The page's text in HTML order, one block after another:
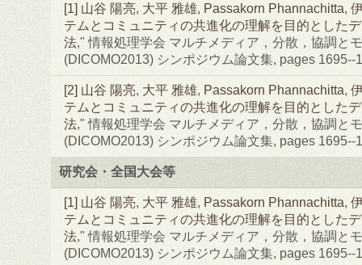
[1] 山谷 陽亮, 大平 雅雄, Passakorn Phannachitta,
テムとコミュニティの共進化の理解を目的とした
法," 情報処理学会 マルチメディア，分散，協調と
(DICOMO2013) シンポジウム論文集, pages 1695--
[2] 山谷 陽亮, 大平 雅雄, Passakorn Phannachitta,
テムとコミュニティの共進化の理解を目的とした
法," 情報処理学会 マルチメディア，分散，協調と
(DICOMO2013) シンポジウム論文集, pages 1695--
研究会・全国大会等
[1] 山谷 陽亮, 大平 雅雄, Passakorn Phannachitta,
テムとコミュニティの共進化の理解を目的とした
法," 情報処理学会 マルチメディア，分散，協調と
(DICOMO2013) シンポジウム論文集, pages 1695--